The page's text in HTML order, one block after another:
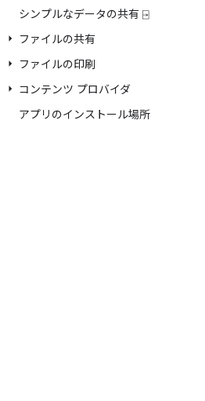
シンプルなデータの共有 ⍈
ファイルの共有
ファイルの印刷
コンテンツ プロバイダ
アプリのインストール場所